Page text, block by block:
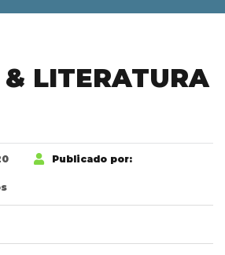
& LITERATURA
Publicado por: